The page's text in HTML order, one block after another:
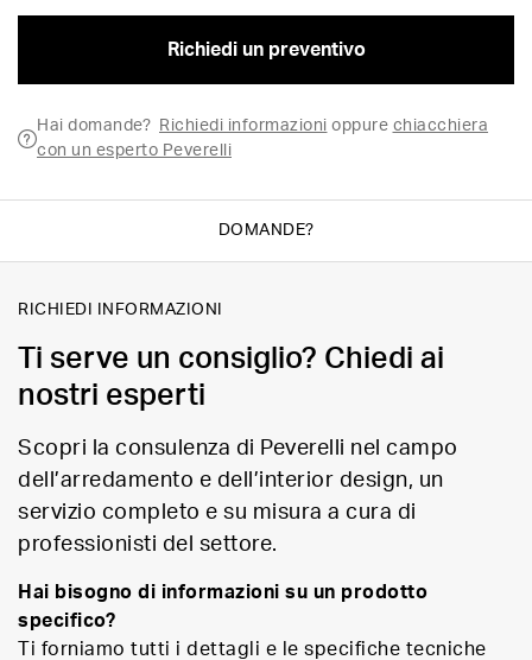
Richiedi un preventivo
Hai domande? Richiedi informazioni oppure chiacchiera
con un esperto Peverelli
DOMANDE?
RICHIEDI INFORMAZIONI
Ti serve un consiglio? Chiedi ai
nostri esperti
Scopri la consulenza di Peverelli nel campo
dell’arredamento e dell’interior design, un
servizio completo e su misura a cura di
professionisti del settore.
Hai bisogno di informazioni su un prodotto
specifico?
Ti forniamo tutti i dettagli e le specifiche tecniche